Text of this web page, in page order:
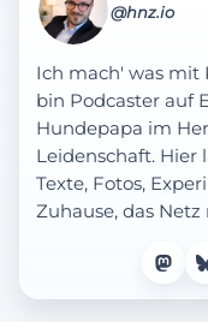
@hnz.io
Ich mach' was
bin Podcaster auf
Hundepapa im
Leidenschaft. Hier
Texte, Fotos,
Zuhause, das